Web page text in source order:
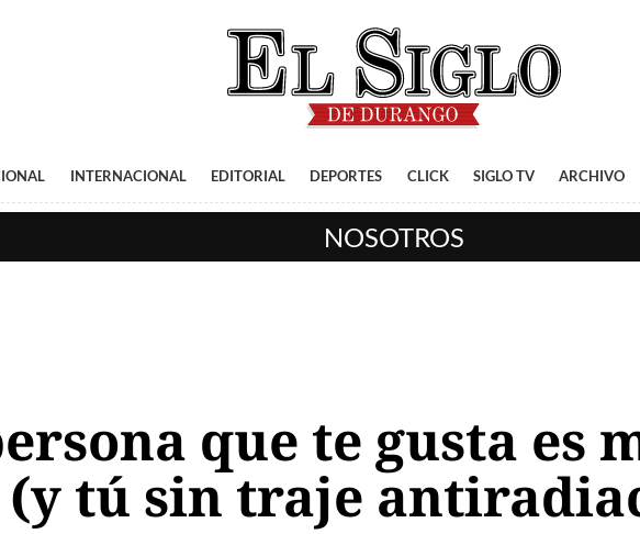
INTERNACIONAL EDITORIAL DEPORTES CLICK SIGLO TV ARCHIVO
NOSOTROS
que te gusta es
tú sin traje